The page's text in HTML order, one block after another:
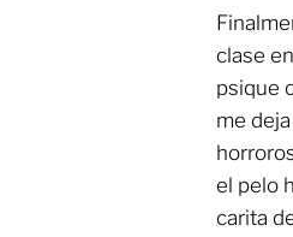
clase
psique
me
el pelo
carita